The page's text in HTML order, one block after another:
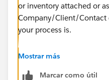
or inventory attached or
Company/Client/
your process is.
Does any of that sound
Mostrar más
Marcar como útil